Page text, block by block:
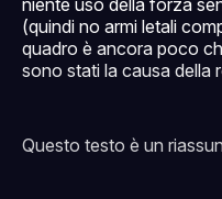
niente uso della forza
(quindi no armi letali
quadro è ancora poco
sono stati la causa della
Questo testo è un